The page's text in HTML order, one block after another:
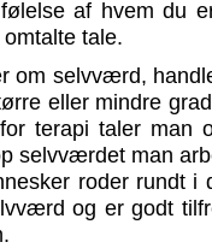
af hvem du
tale.
om selvværd,
eller mindre
terapi taler man
selvværdet man
roder rundt i
og er godt